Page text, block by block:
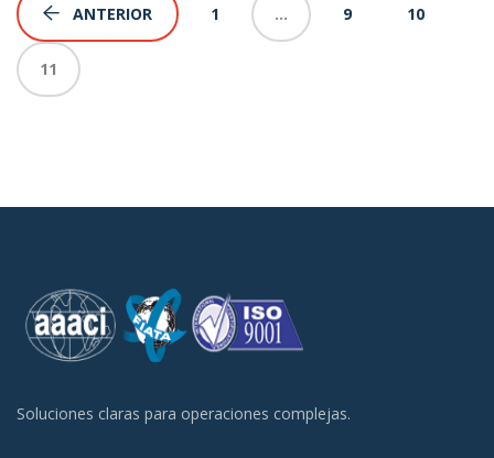
ANTERIOR 1 … 9 10
11
Soluciones claras para operaciones complejas.